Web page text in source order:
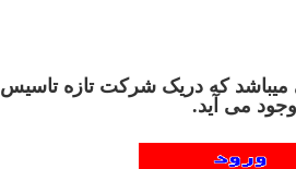
میباشد که دریک شرکت تازه
می آید.